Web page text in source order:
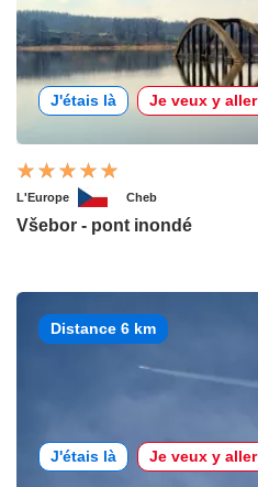
J'étais là Je veux y aller
L'Europe Cheb
Všebor - pont inondé
Distance 6 km
J'étais là Je veux y aller